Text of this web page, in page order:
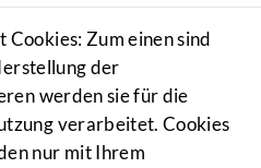
Zum einen sind
der
werden sie für die
verarbeitet. Cookies
nur mit Ihrem